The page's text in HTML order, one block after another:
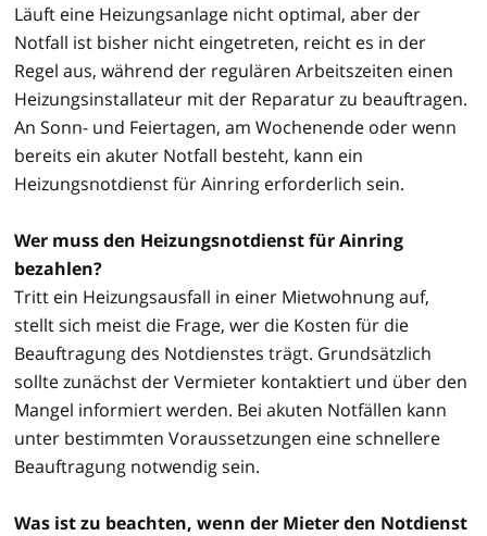
Läuft eine Heizungsanlage nicht optimal, aber der
Notfall ist bisher nicht eingetreten, reicht es in der
Regel aus, während der regulären Arbeitszeiten einen
Heizungsinstallateur mit der Reparatur zu beauftragen.
An Sonn- und Feiertagen, am Wochenende oder wenn
bereits ein akuter Notfall besteht, kann ein
Heizungsnotdienst für Ainring erforderlich sein.
Wer muss den Heizungsnotdienst für Ainring
bezahlen?
Tritt ein Heizungsausfall in einer Mietwohnung auf,
stellt sich meist die Frage, wer die Kosten für die
Beauftragung des Notdienstes trägt. Grundsätzlich
sollte zunächst der Vermieter kontaktiert und über den
Mangel informiert werden. Bei akuten Notfällen kann
unter bestimmten Voraussetzungen eine schnellere
Beauftragung notwendig sein.
Was ist zu beachten, wenn der Mieter den Notdienst